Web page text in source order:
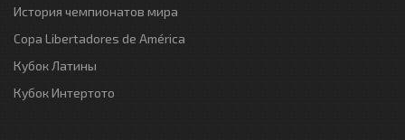
История чемпионатов мира
Copa Libertadores de América
Кубок Латины
Кубок Интертото